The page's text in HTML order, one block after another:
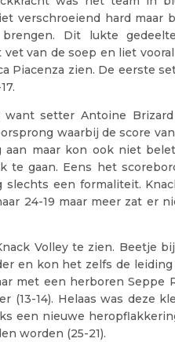
verschroeiend hard maar
Dit lukte
vet van de soep en liet
Piacenza zien. De eerste
setter Antoine
waarbij de score
aan maar kon ook niet
gaan. Eens het
een formaliteit.
24-19 maar meer zat er
Volley te zien. Beetje
en kon het zelfs de leiding
met een herboren Seppe
(13-14). Helaas was deze
een nieuwe
worden (25-21).